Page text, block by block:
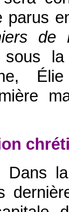
parus
de
sous